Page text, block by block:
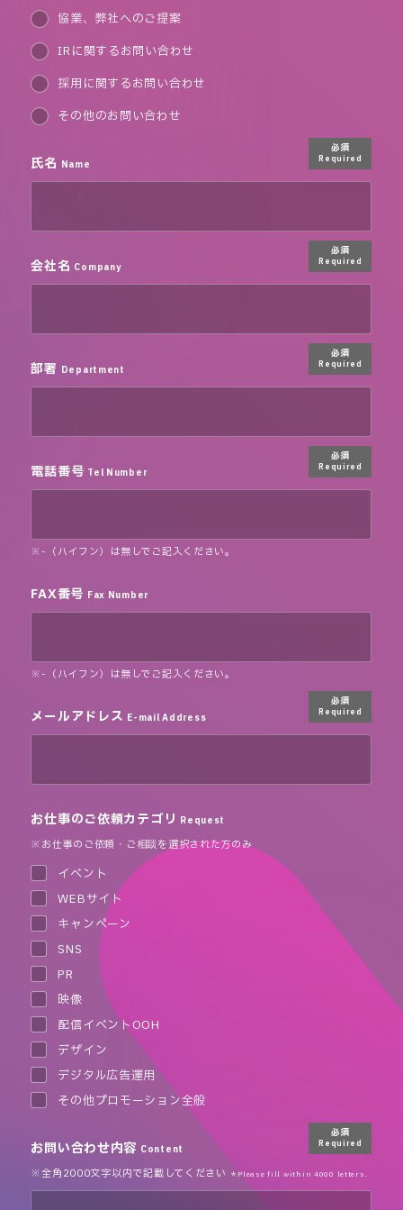
協業、弊社へのご提案
IRに関するお問い合わせ
採用に関するお問い合わせ
その他のお問い合わせ
氏名 Name
必須
Required
会社名 Company
必須
Required
部署 Department
必須
Required
電話番号 Tel Number
必須
Required
※-（ハイフン）は無しでご記入ください。
FAX番号 Fax Number
※-（ハイフン）は無しでご記入ください。
メールアドレス E-mail Address
必須
Required
お仕事のご依頼カテゴリ Request
※お仕事のご依頼・ご相談を選択された方のみ
イベント
WEBサイト
キャンペーン
SNS
PR
映像
配信イベントOOH
デザイン
デジタル広告運用
その他プロモーション全般
お問い合わせ内容 Content
必須
Required
※全角2000文字以内で記載してください ＊Please fill within 4000 letters.